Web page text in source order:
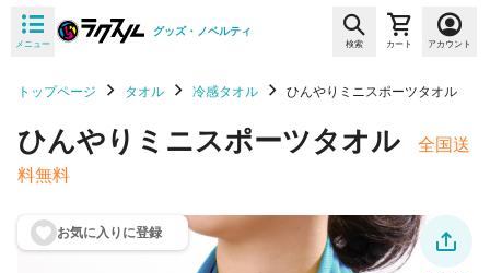
メニュー
グッズ・ノベルティ
検索 カート アカウント
トップページ タオル 冷感タオル ひんやりミニスポーツタオル
ひんやりミニスポーツタオル
全国送
料無料
お気に入りに登録